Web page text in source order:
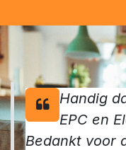
Handig
EPC en
Bedankt voor